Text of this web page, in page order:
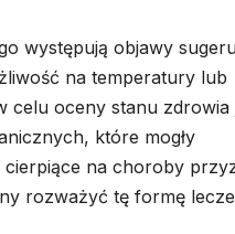
występują objawy
na temperatury lub
celu oceny stanu zdrowia
które mogły
na choroby
rozważyć tę formę